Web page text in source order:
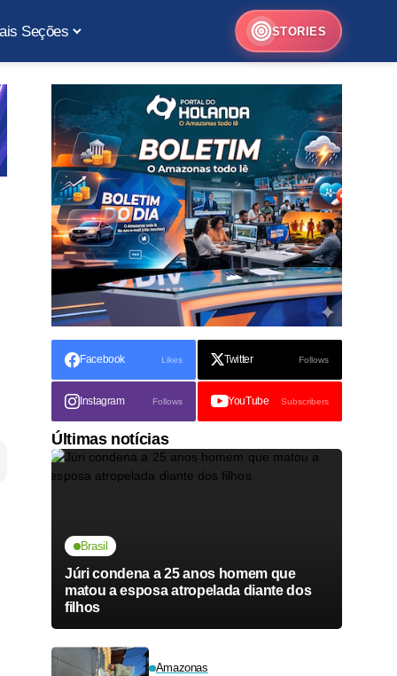
Seções STORIES
Facebook Likes Twitter Follows
Instagram Follows YouTube Subscribers
Últimas notícias
Brasil
Júri condena a 25 anos homem que
matou a esposa atropelada diante dos
filhos
Amazonas